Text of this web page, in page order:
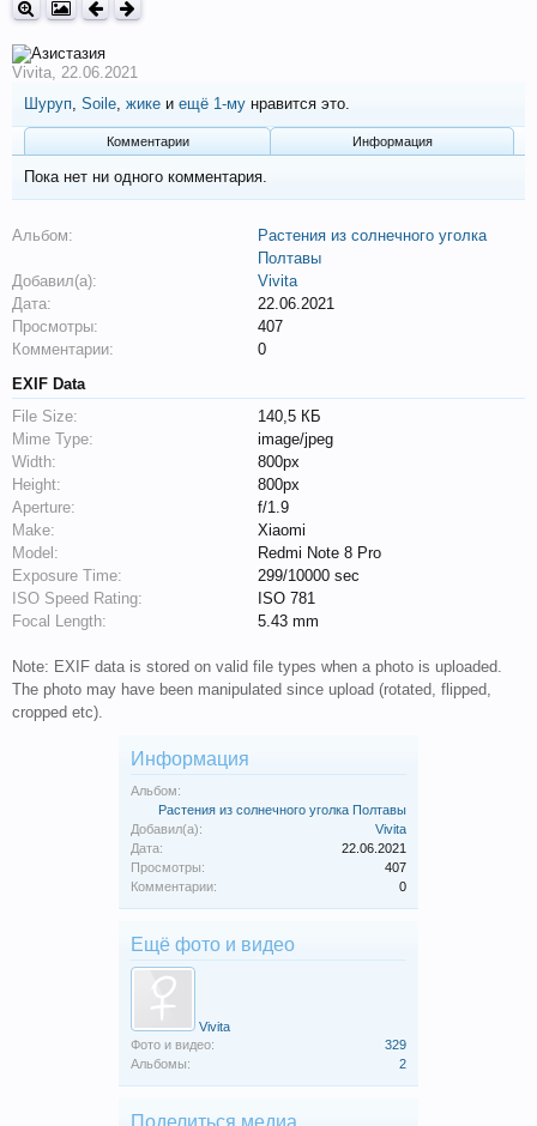
Vivita, 22.06.2021
Шуруп, Soile, жике и ещё 1-му нравится это.
Комментарии Информация
Пока нет ни одного комментария.
Альбом:
Растения из солнечного уголка
Полтавы
Добавил(а):
Vivita
Дата:
22.06.2021
Просмотры:
407
Комментарии:
0
EXIF Data
File Size:
140,5 КБ
Mime Type:
image/jpeg
Width:
800px
Height:
800px
Aperture:
f/1.9
Make:
Xiaomi
Model:
Redmi Note 8 Pro
Exposure Time:
299/10000 sec
ISO Speed Rating:
ISO 781
Focal Length:
5.43 mm
Note: EXIF data is stored on valid file types when a photo is uploaded.
The photo may have been manipulated since upload (rotated, flipped,
cropped etc).
Информация
Альбом:
Растения из солнечного уголка Полтавы
Добавил(а):
Vivita
Дата:
22.06.2021
Просмотры:
407
Комментарии:
0
Ещё фото и видео
Vivita
Фото и видео:
329
Альбомы:
2
Поделиться медиа